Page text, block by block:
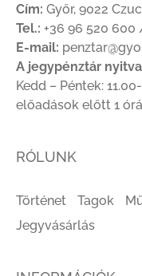
Cím: Győr, 9022
Tel.: +36 96 520 600
E-mail:
A jegypénztár
Kedd – Péntek:
előadások előtt 1
RÓLUNK
Történet Tagok
Jegyvásárlás